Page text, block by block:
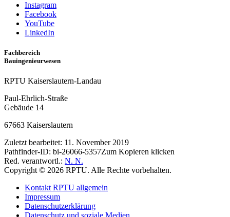
Instagram
Facebook
YouTube
LinkedIn
Fachbereich
Bauingenieurwesen
RPTU Kaiserslautern-Landau
Paul-Ehrlich-Straße
Gebäude 14
67663 Kaiserslautern
Zuletzt bearbeitet: 11. November 2019
Pathfinder-ID: bi-26066-5357Zum Kopieren klicken
Red. verantwortl.: N. N.
Copyright © 2026 RPTU. Alle Rechte vorbehalten.
Kontakt RPTU allgemein
Impressum
Datenschutzerklärung